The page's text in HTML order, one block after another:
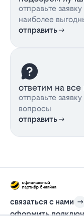
отправьте
наиболее
отправить
ответим на
отправьте
вопросы
отправить
связаться с нами
оформить